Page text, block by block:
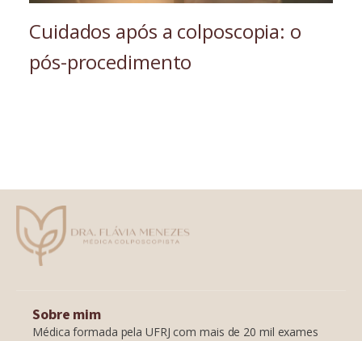
Cuidados após a colposcopia: o
pós-procedimento
Sobre mim
Médica formada pela UFRJ com mais de 20 mil exames